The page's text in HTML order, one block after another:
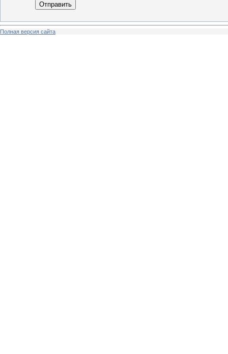
Отправить
Полная версия сайта